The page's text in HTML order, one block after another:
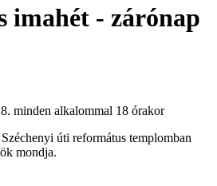
imahét - zárónap
minden alkalommal 18 órakor
úti református templomban
mondja.